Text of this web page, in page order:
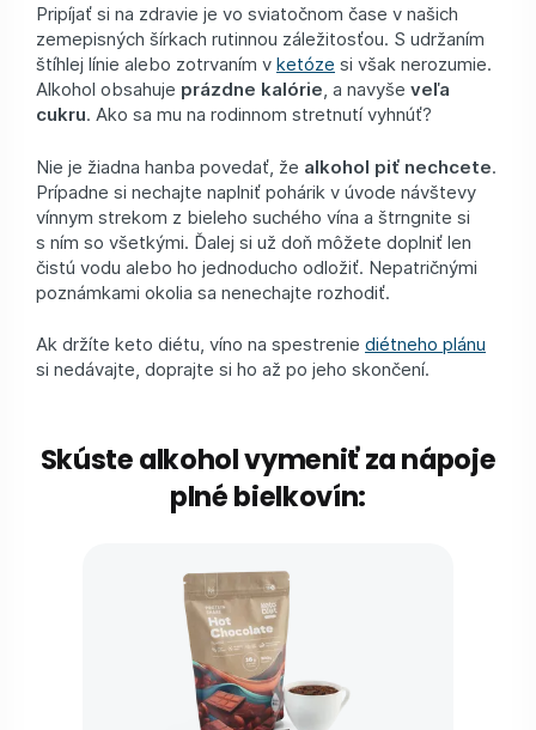
Pripíjať si na zdravie je vo sviatočnom čase v našich
zemepisných šírkach rutinnou záležitosťou. S udržaním
štíhlej línie alebo zotrvaním v ketóze si však nerozumie.
Alkohol obsahuje prázdne kalórie, a navyše veľa
cukru. Ako sa mu na rodinnom stretnutí vyhnúť?
Nie je žiadna hanba povedať, že alkohol piť nechcete.
Prípadne si nechajte naplniť pohárik v úvode návštevy
vínnym strekom z bieleho suchého vína a štrngnite si
s ním so všetkými. Ďalej si už doň môžete doplniť len
čistú vodu alebo ho jednoducho odložiť. Nepatričnými
poznámkami okolia sa nenechajte rozhodiť.
Ak držíte keto diétu, víno na spestrenie diétneho plánu
si nedávajte, doprajte si ho až po jeho skončení.
Skúste alkohol vymeniť za nápoje
plné bielkovín: